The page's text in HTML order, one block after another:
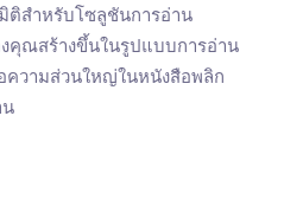
ติสำหรับโซลูชันการอ่าน
คุณสร้างขึ้นในรูปแบบการอ่าน
ความส่วนใหญ่ในหนังสือพลิก
น